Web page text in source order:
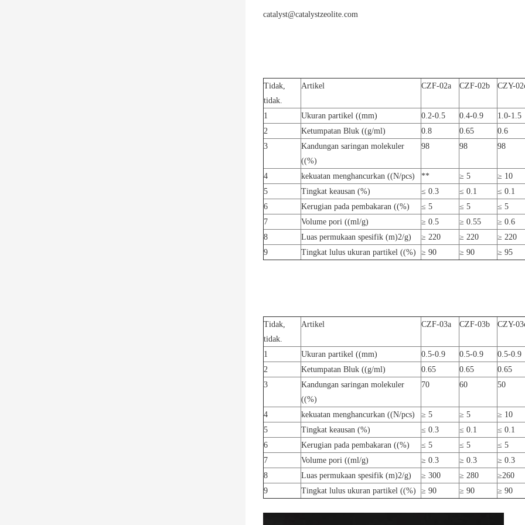
catalyst@catalystzeolite.com
Tidak,
tidak.
Artikel CZF-02a CZF-02b CZY-
1 Ukuran partikel ((mm) 0.2-0.5 0.4-0.9
1.0-1.5
2
Ketumpatan Bluk ((g/ml) 0.8 0.65
0.6
3
Kandungan saringan molekuler
((%)
98 98 98
4 kekuatan menghancurkan ((N/pcs) ** ≥ 5
≥ 10
5
Tingkat keausan (%) ≤ 0.3 ≤ 0.1
≤ 0.1
6
Kerugian pada pembakaran ((%) ≤ 5 ≤ 5
≤ 5
7
Volume pori ((ml/g) ≥ 0.5 ≥ 0.55
≥ 0.6
8
Luas permukaan spesifik (m)2/g) ≥ 220 ≥ 220
≥ 220
9
Tingkat lulus ukuran partikel ((%) ≥ 90 ≥ 90 ≥ 95
Tidak,
tidak.
Artikel CZF-03a CZF-03b CZY-
1 Ukuran partikel ((mm) 0.5-0.9 0.5-0.9
0.5-0.9
2
Ketumpatan Bluk ((g/ml) 0.65 0.65
0.65
3
Kandungan saringan molekuler
((%)
70 60 50
4 kekuatan menghancurkan ((N/pcs) ≥ 5 ≥ 5
≥ 10
5
Tingkat keausan (%) ≤ 0.3 ≤ 0.1
≤ 0.1
6
Kerugian pada pembakaran ((%) ≤ 5 ≤ 5
≤ 5
7
Volume pori ((ml/g) ≥ 0.3 ≥ 0.3
≥ 0.3
8
Luas permukaan spesifik (m)2/g) ≥ 300 ≥ 280
≥260
9
Tingkat lulus ukuran partikel ((%) ≥ 90 ≥ 90 ≥ 90